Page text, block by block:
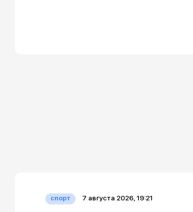
спорт 7 августа 2026, 19:21